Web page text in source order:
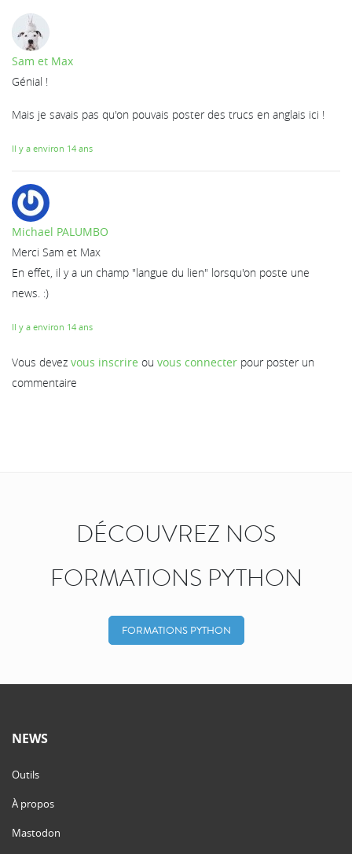
Sam et Max
Génial !
Mais je savais pas qu'on pouvais poster des trucs en anglais ici !
Il y a environ 14 ans
Michael PALUMBO
Merci Sam et Max
En effet, il y a un champ "langue du lien" lorsqu'on poste une
news. :)
Il y a environ 14 ans
Vous devez vous inscrire ou vous connecter pour poster un
commentaire
DÉCOUVREZ NOS
FORMATIONS PYTHON
FORMATIONS PYTHON
NEWS
Outils
À propos
Mastodon